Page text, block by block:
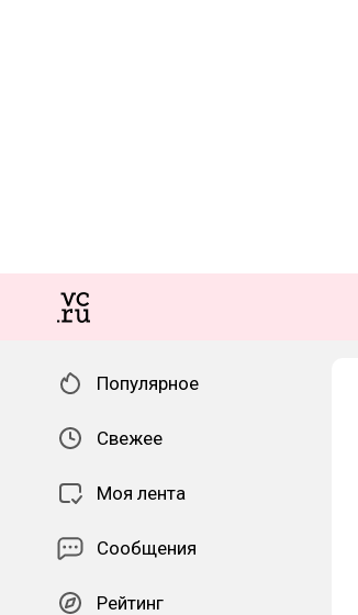
Популярное
Свежее
Моя лента
Сообщения
Рейтинг